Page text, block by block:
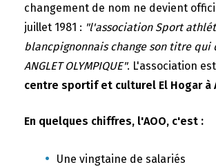
changement de nom ne devient
juillet 1981 : "l'association Sport
blancpignonnais change son titre qui
ANGLET OLYMPIQUE". L'association
centre sportif et culturel El Hogar à
En quelques chiffres, l'AOO, c'est :
Une vingtaine de salariés